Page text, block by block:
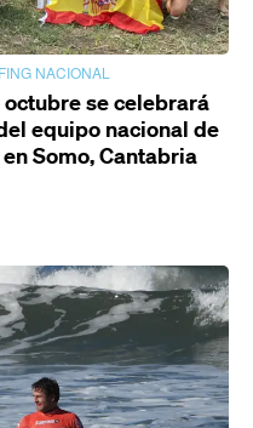
NACIONAL
se celebrará
equipo nacional de
Somo, Cantabria